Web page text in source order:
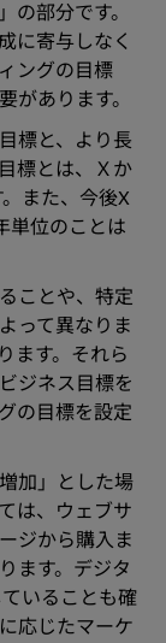
の部分です。
に寄与しなく
ングの目標
があります。
標と、より長
標とは、Ｘか
また、今後X
単位のことは
ことや、特定
って異なりま
ます。それら
ジネス目標を
の目標を設定
加」とした場
は、ウェブサ
ジから購入ま
ます。デジタ
いることも確
応じたマーケ